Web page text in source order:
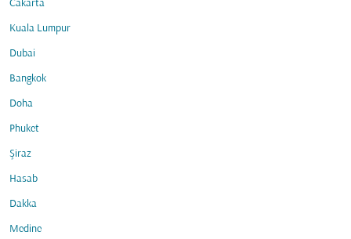
Cakarta
Kuala Lumpur
Dubai
Bangkok
Doha
Phuket
Şiraz
Hasab
Dakka
Medine